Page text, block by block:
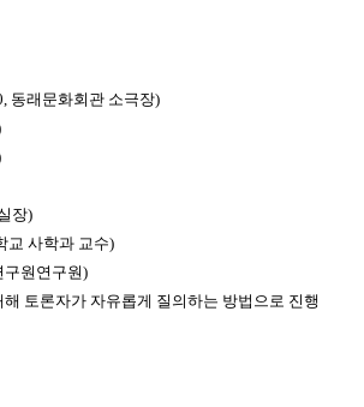
동래문화회관 소극장)
장)
교 사학과 교수)
원연구원)
토론자가 자유롭게 질의하는 방법으로 진행